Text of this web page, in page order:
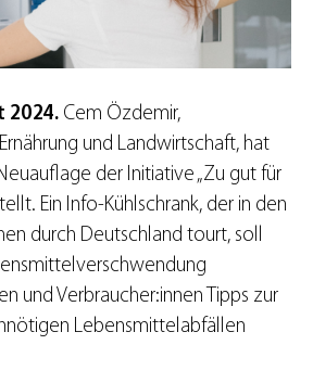
2024. Cem Özdemir,
und Landwirtschaft, hat
der Initiative „Zu gut für
Ein Info-Kühlschrank, der in den
durch Deutschland tourt, soll
und Verbraucher:innen Tipps zur
Lebensmittelabfällen